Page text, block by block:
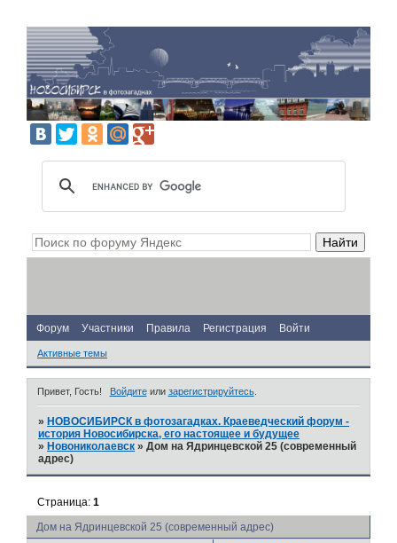
Форум Участники Правила Регистрация Войти
Активные темы
Привет, Гость! Войдитеили зарегистрируйтесь.
» НОВОСИБИРСК в фотозагадках. Краеведческий форум -
история Новосибирска, его настоящее и будущее
» Новониколаевск »Дом на Ядринцевской 25 (современный
адрес)
Дом на Ядринцевской 25 (современный адрес)
Страница:1